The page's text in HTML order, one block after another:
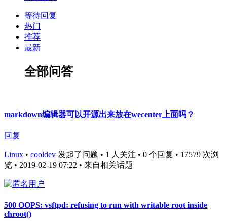
等待回复
热门
推荐
最新
全部问答
markdown编辑器可以开源出来放在wecenter上面吗？
回复
Linux • cooldev 发起了问题 • 1 人关注 • 0 个回复 • 17579 次浏
览 • 2019-02-19 07:22 • 来自相关话题
500 OOPS: vsftpd: refusing to run with writable root inside
chroot()